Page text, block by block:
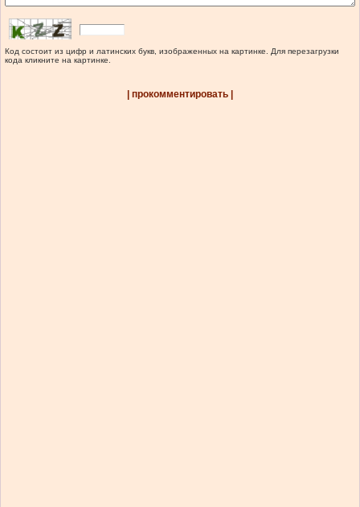
Код состоит из цифр и латинских букв, изображенных на картинке. Для перезагрузки
кода кликните на картинке.
| прокомментировать |